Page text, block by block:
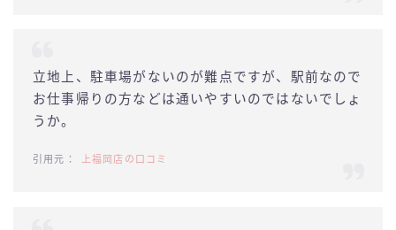
立地上、駐車場がないのが難点ですが、駅前なので
お仕事帰りの方などは通いやすいのではないでしょ
うか。
上福岡店の口コミ